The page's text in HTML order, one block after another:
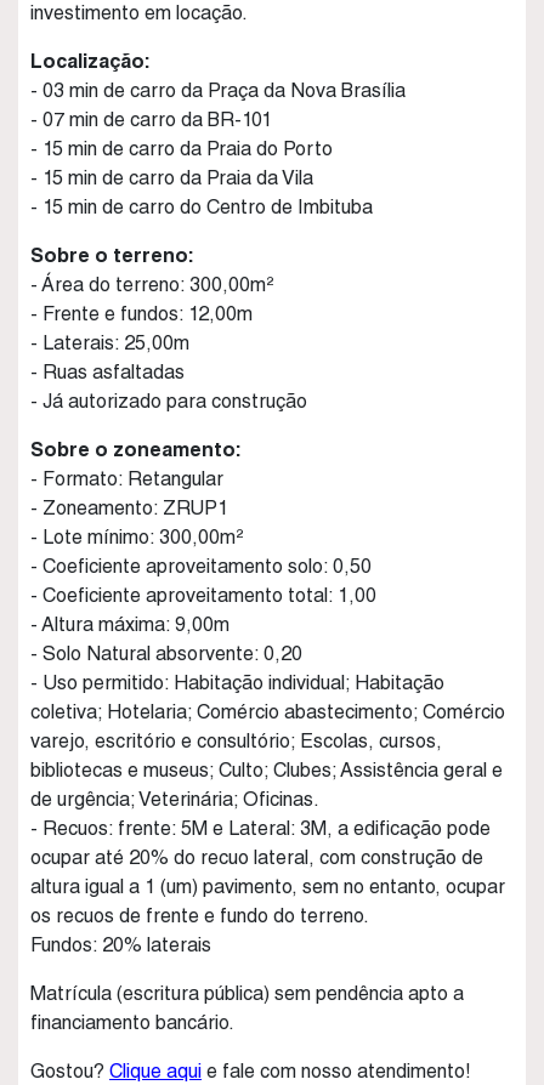
investimento em locação.
Localização:
- 03 min de carro da Praça da Nova Brasília
- 07 min de carro da BR-101
- 15 min de carro da Praia do Porto
- 15 min de carro da Praia da Vila
- 15 min de carro do Centro de Imbituba
Sobre o terreno:
- Área do terreno: 300,00m²
- Frente e fundos: 12,00m
- Laterais: 25,00m
- Ruas asfaltadas
- Já autorizado para construção
Sobre o zoneamento:
- Formato: Retangular
- Zoneamento: ZRUP1
- Lote mínimo: 300,00m²
- Coeficiente aproveitamento solo: 0,50
- Coeficiente aproveitamento total: 1,00
- Altura máxima: 9,00m
- Solo Natural absorvente: 0,20
- Uso permitido: Habitação individual; Habitação
coletiva; Hotelaria; Comércio abastecimento; Comércio
varejo, escritório e consultório; Escolas, cursos,
bibliotecas e museus; Culto; Clubes; Assistência geral e
de urgência; Veterinária; Oficinas.
- Recuos: frente: 5M e Lateral: 3M, a edificação pode
ocupar até 20% do recuo lateral, com construção de
altura igual a 1 (um) pavimento, sem no entanto, ocupar
os recuos de frente e fundo do terreno.
Fundos: 20% laterais
Matrícula (escritura pública) sem pendência apto a
financiamento bancário.
Gostou? Clique aqui e fale com nosso atendimento!